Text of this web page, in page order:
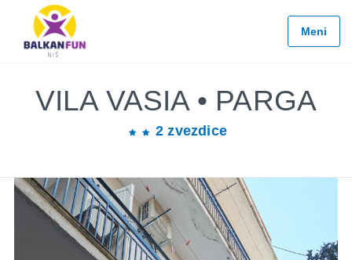
Travel
DESTINACIJE
KONTAKTIRAJTE
Meni
VILA VASIA • PARGA
2 zvezdice